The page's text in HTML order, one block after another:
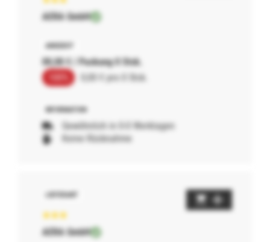
AERA GmbH
00,00 € / Packung 0 Stck.
0,00 € pro 0 Stck.
Gewöhnlich in 0-0 Werktagen
Keine Rücknahme
AERA GmbH